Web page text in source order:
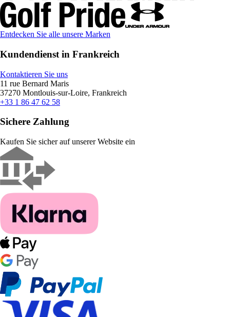
Entdecken Sie alle unsere Marken
Kundendienst in Frankreich
Kontaktieren Sie uns
11 rue Bernard Maris
37270 Montlouis-sur-Loire, Frankreich
+33 1 86 47 62 58
Sichere Zahlung
Kaufen Sie sicher auf unserer Website ein